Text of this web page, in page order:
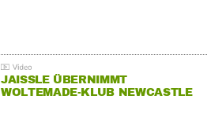
JAISSLE ÜBERNIMMT
WOLTEMADE-KLUB NEWCASTLE